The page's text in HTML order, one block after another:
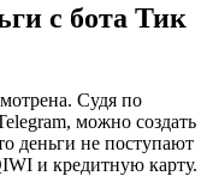
с бота Тик
Судя по
можно создать
деньги не поступают
и кредитную карту.